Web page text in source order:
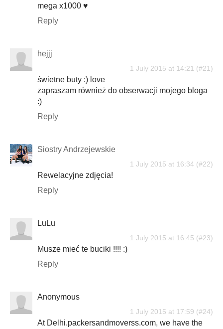
mega x1000 ♥
Reply
hejjj
1 July 2015 at 14:21
świetne buty :) love
zapraszam również do obserwacji mojego bloga
:)
Reply
Siostry Andrzejewskie
1 July 2015 at 16:34
Rewelacyjne zdjęcia!
Reply
LuLu
1 July 2015 at 16:45
Musze mieć te buciki !!!! :)
Reply
Anonymous
1 July 2015 at 17:59
At Delhi.packersandmoverss.com, we have the